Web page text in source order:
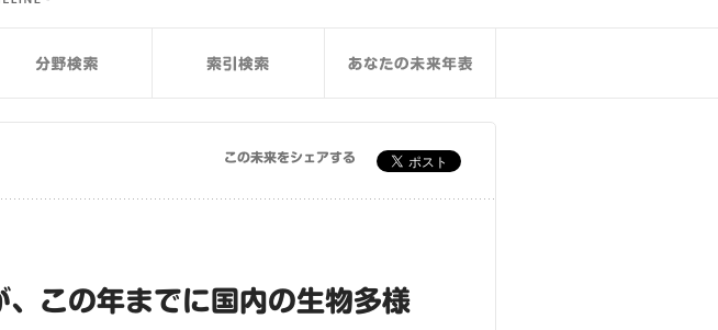
この未来をシェアする
この年までに国内の生物多様